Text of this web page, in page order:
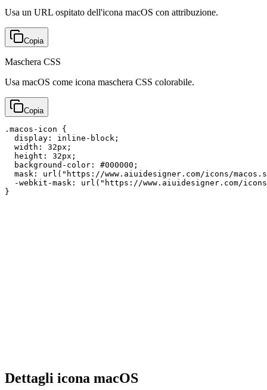
Usa un URL ospitato dell'icona macOS con attribuzione.
Copia
Maschera CSS
Usa macOS come icona maschera CSS colorabile.
Copia
.macos-icon {
  display: inline-block;
  width: 32px;
  height: 32px;
  background-color: #000000;
mask: url("https://www.aiuidesigner.com/icons/
-webkit-mask: url("https://www.aiuidesigner.com/
}
Dettagli icona macOS